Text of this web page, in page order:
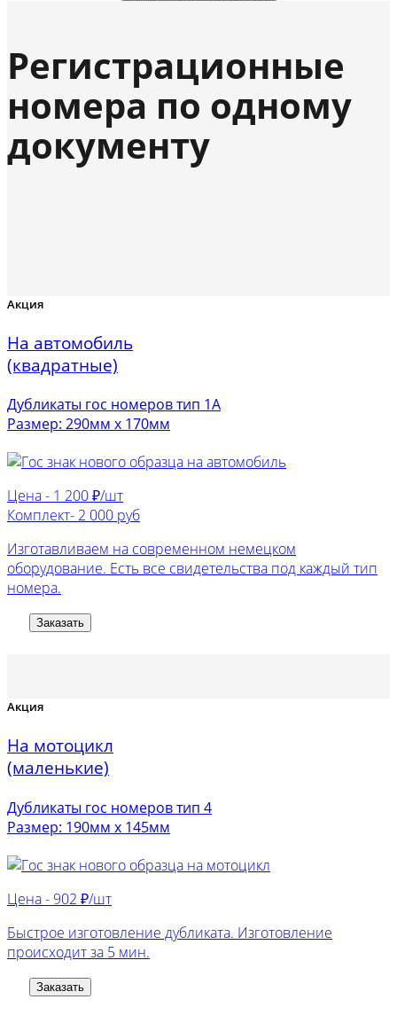
Регистрационные
номера по одному
документу
Акция
На автомобиль
(квадратные)
Дубликаты гос номеров тип 1А
Размер: 290мм х 170мм
Цена - 1 200 ₽/шт
Комплект- 2 000 руб
Изготавливаем на современном немецком
оборудование. Есть все свидетельства под каждый тип
номера.
Заказать
Акция
На мотоцикл
(маленькие)
Дубликаты гос номеров тип 4
Размер: 190мм х 145мм
Цена - 902 ₽/шт
Быстрое изготовление дубликата. Изготовление
происходит за 5 мин.
Заказать